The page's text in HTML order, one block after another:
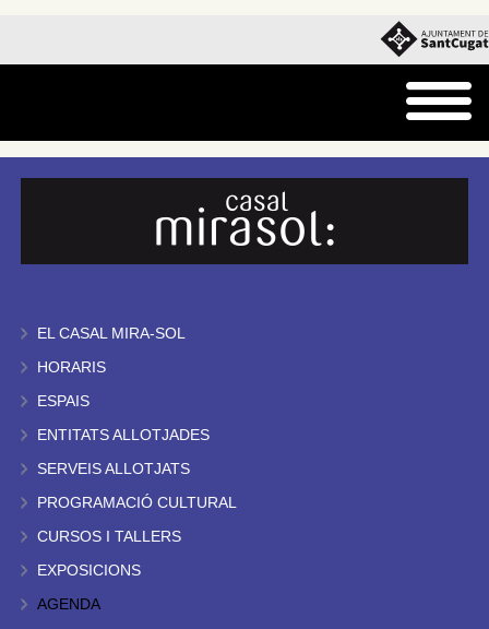
EL CASAL MIRA-SOL
HORARIS
ESPAIS
ENTITATS ALLOTJADES
SERVEIS ALLOTJATS
PROGRAMACIÓ CULTURAL
CURSOS I TALLERS
EXPOSICIONS
AGENDA